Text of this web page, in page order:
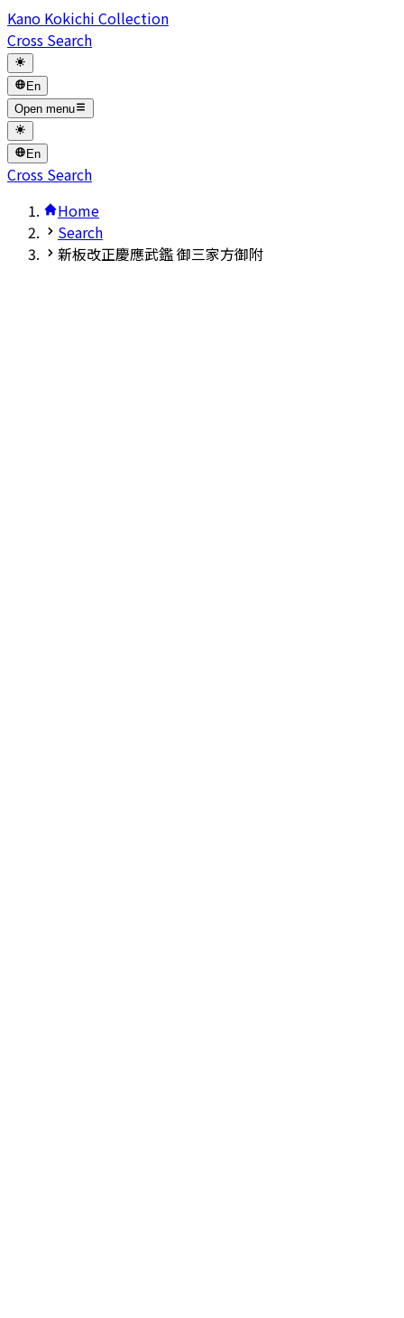
Kano Kokichi Collection
Cross Search
En
Open menu
En
Cross Search
Home
Search
新板改正慶應武鑑 御三家方御附